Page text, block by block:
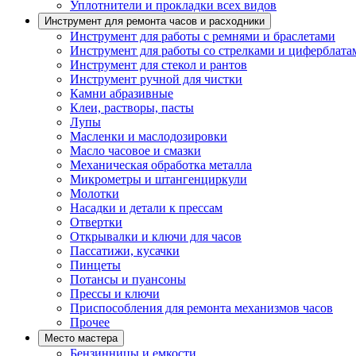
Уплотнители и прокладки всех видов
Инструмент для ремонта часов и расходники
Инструмент для работы с ремнями и браслетами
Инструмент для работы со стрелками и
Инструмент для стекол и рантов
Инструмент ручной для чистки
Камни абразивные
Клеи, растворы, пасты
Лупы
Масленки и маслодозировки
Масло часовое и смазки
Механическая обработка металла
Микрометры и штангенциркули
Молотки
Насадки и детали к прессам
Отвертки
Открывалки и ключи для часов
Пассатижи, кусачки
Пинцеты
Потансы и пуансоны
Прессы и ключи
Приспособления для ремонта механизмов часов
Прочее
Место мастера
Бензинницы и емкости